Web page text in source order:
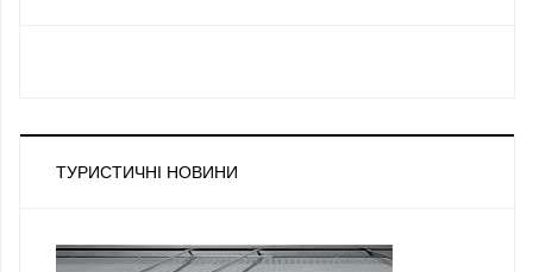
ТУРИСТИЧНІ НОВИНИ